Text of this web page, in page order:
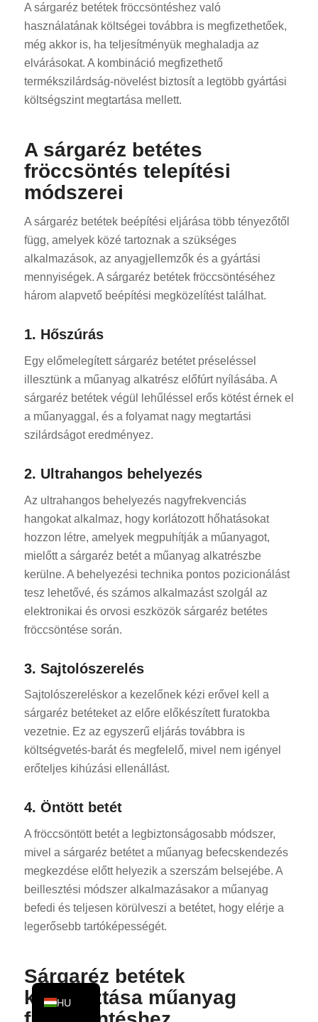
A sárgaréz betétek fröccsöntéshez való
használatának költségei továbbra is megfizethetőek,
még akkor is, ha teljesítményük meghaladja az
elvárásokat. A kombináció megfizethető
termékszilárdság-növelést biztosít a legtöbb gyártási
költségszint megtartása mellett.
A sárgaréz betétes
fröccsöntés telepítési
módszerei
A sárgaréz betétek beépítési eljárása több tényezőtől
függ, amelyek közé tartoznak a szükséges
alkalmazások, az anyagjellemzők és a gyártási
mennyiségek. A sárgaréz betétek fröccsöntéséhez
három alapvető beépítési megközelítést találhat.
1. Hőszúrás
Egy előmelegített sárgaréz betétet préseléssel
illesztünk a műanyag alkatrész előfúrt nyílásába. A
sárgaréz betétek végül lehűléssel erős kötést érnek el
a műanyaggal, és a folyamat nagy megtartási
szilárdságot eredményez.
2. Ultrahangos behelyezés
Az ultrahangos behelyezés nagyfrekvenciás
hangokat alkalmaz, hogy korlátozott hőhatásokat
hozzon létre, amelyek megpuhítják a műanyagot,
mielőtt a sárgaréz betét a műanyag alkatrészbe
kerülne. A behelyezési technika pontos pozicionálást
tesz lehetővé, és számos alkalmazást szolgál az
elektronikai és orvosi eszközök sárgaréz betétes
fröccsöntése során.
3. Sajtolószerelés
Sajtolószereléskor a kezelőnek kézi erővel kell a
sárgaréz betéteket az előre előkészített furatokba
vezetnie. Ez az egyszerű eljárás továbbra is
költségvetés-barát és megfelelő, mivel nem igényel
erőteljes kihúzási ellenállást.
4. Öntött betét
A fröccsöntött betét a legbiztonságosabb módszer,
mivel a sárgaréz betétet a műanyag befecskendezés
megkezdése előtt helyezik a szerszám belsejébe. A
beillesztési módszer alkalmazásakor a műanyag
befedi és teljesen körülveszi a betétet, hogy elérje a
legerősebb tartóképességét.
Sárgaréz betétek
kiválasztása műanyag
HU
EN
FR
DE
RU
PL
TR
ES
KO
PT
CS
FI
EL
SV
RO
ES_MX